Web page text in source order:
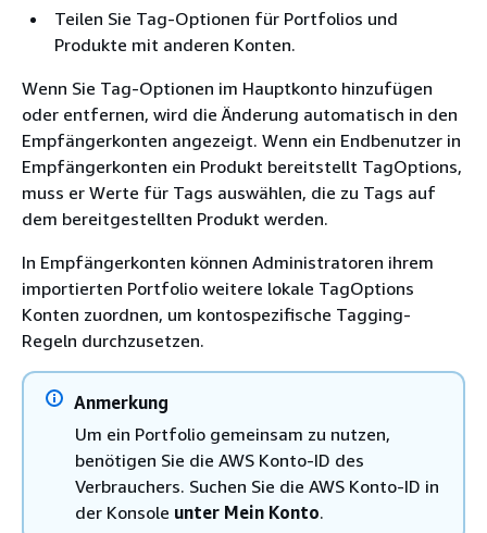
Teilen Sie Tag-Optionen für Portfolios und
Produkte mit anderen Konten.
Wenn Sie Tag-Optionen im Hauptkonto hinzufügen
oder entfernen, wird die Änderung automatisch in den
Empfängerkonten angezeigt. Wenn ein Endbenutzer in
Empfängerkonten ein Produkt bereitstellt TagOptions,
muss er Werte für Tags auswählen, die zu Tags auf
dem bereitgestellten Produkt werden.
In Empfängerkonten können Administratoren ihrem
importierten Portfolio weitere lokale TagOptions
Konten zuordnen, um kontospezifische Tagging-
Regeln durchzusetzen.
Anmerkung
Um ein Portfolio gemeinsam zu nutzen,
benötigen Sie die AWS Konto-ID des
Verbrauchers. Suchen Sie die AWS Konto-ID in
der Konsole unter Mein Konto.